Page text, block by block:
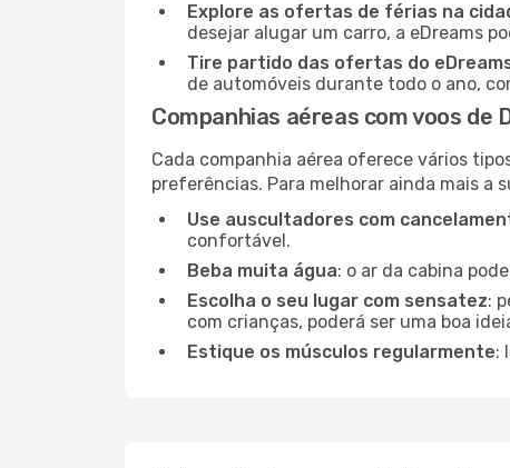
Explore as ofertas de férias na
desejar alugar um carro, a eDreams
Tire partido das ofertas do
de automóveis durante todo o ano,
Companhias aéreas com voos de
Cada companhia aérea oferece vários
preferências. Para melhorar ainda mais a
Use auscultadores com
confortável.
Beba muita água: o ar da cabina
Escolha o seu lugar com sensatez:
com crianças, poderá ser uma boa
Estique os músculos regularmente: